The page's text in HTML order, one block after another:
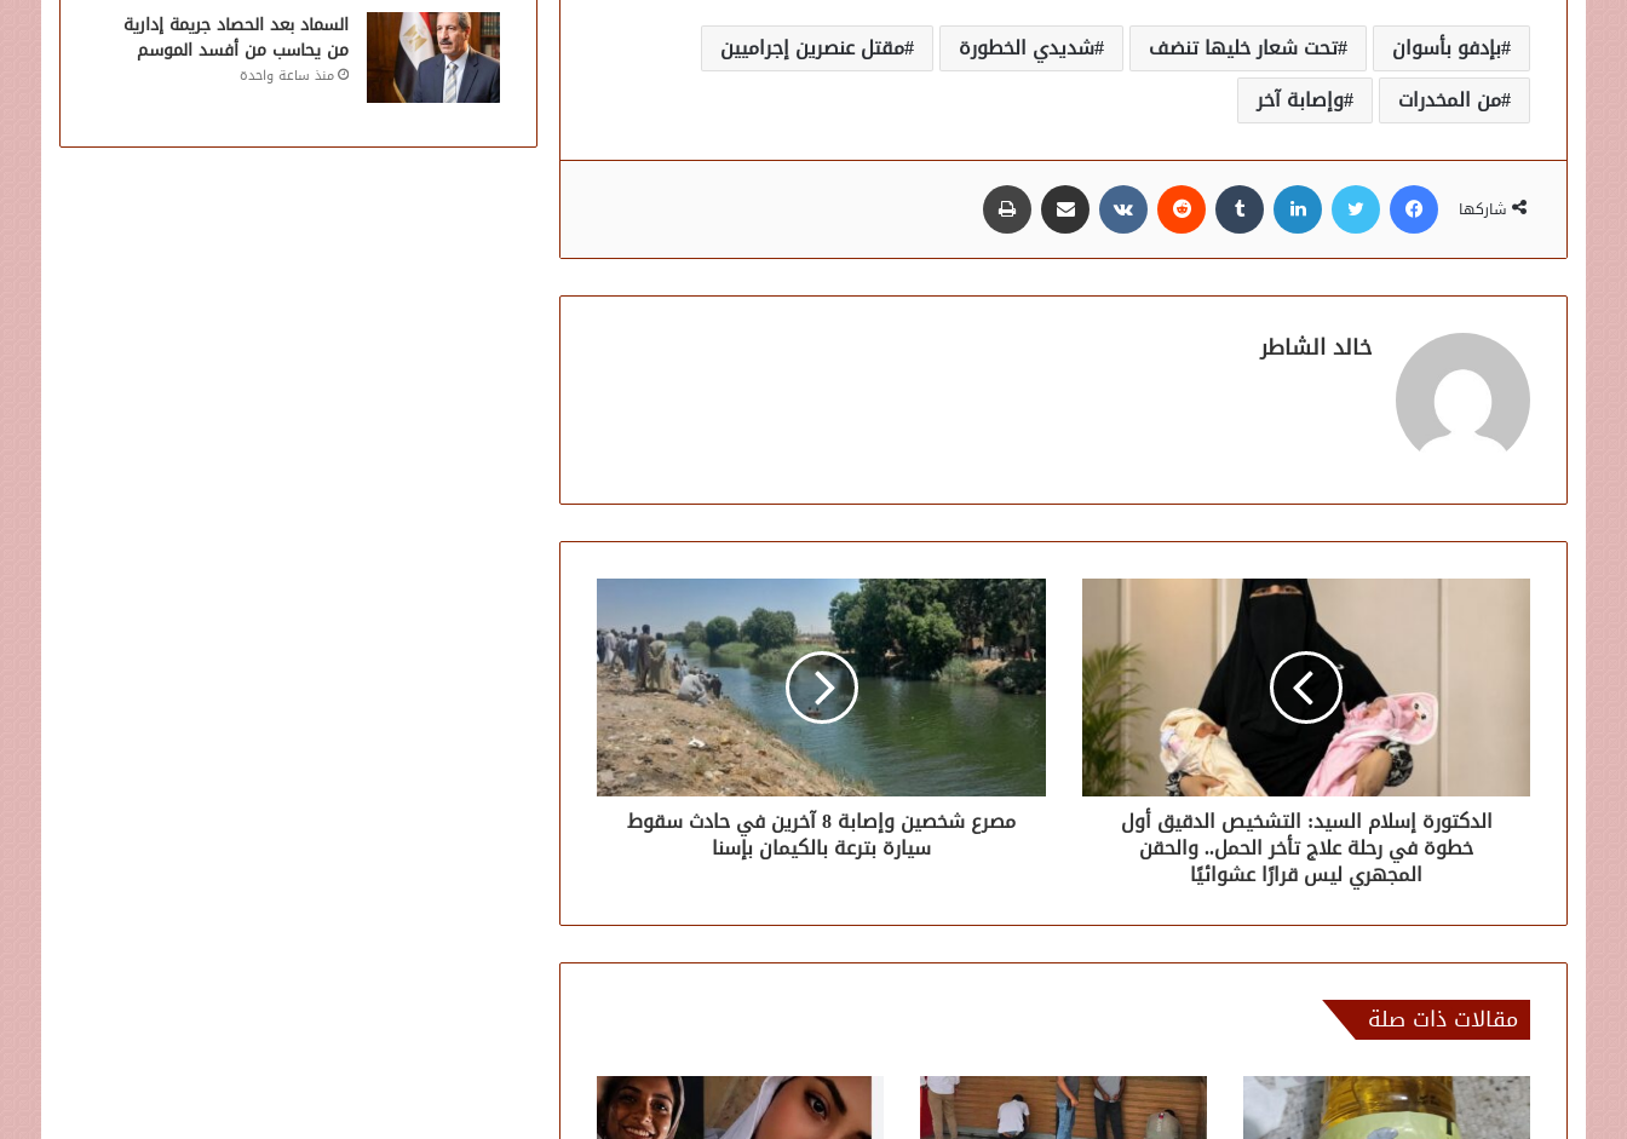
بإدفو بأسوان تحت شعار خليها تنضف شديدي الخطورة
مقتل عنصرين إجراميين
من المخدرات
وإصابة آخر
شاركها
فيسبوك تويتر لينكدإن مشاركة عبر البريد
خالد الشاطر
الدكتورة إسلام السيد: التشخيص الدقيق أول
خطوة في رحلة علاج تأخر الحمل.. والحقن
المجهري ليس قرارًا عشوائيًا
مصرع شخصين وإصابة 8 آخرين في حادث سقوط
سيارة بترعة بالكيمان بإسنا
مقالات ذات صلة
السماد بعد الحصاد جريمة إدارية
من يحاسب من أفسد الموسم
منذ ساعة واحدة